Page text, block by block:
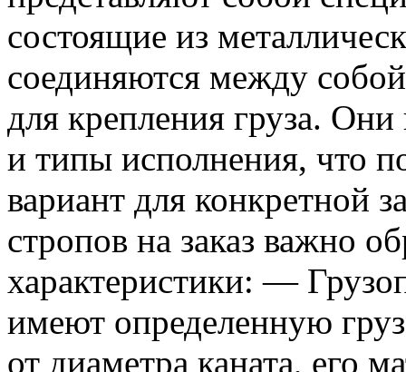
состоящие из
соединяются между
для крепления груза.
и типы исполнения, что
вариант для конкретной
стропов на заказ важно
характеристики: —
имеют определенную
от диаметра каната, его